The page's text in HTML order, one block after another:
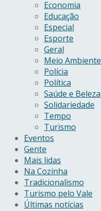
Economia
Educação
Especial
Esporte
Geral
Meio Ambiente
Polícia
Política
Saúde e Beleza
Solidariedade
Tempo
Turismo
Eventos
Gente
Mais lidas
Na Cozinha
Tradicionalismo
Turismo pelo Vale
Últimas notícias